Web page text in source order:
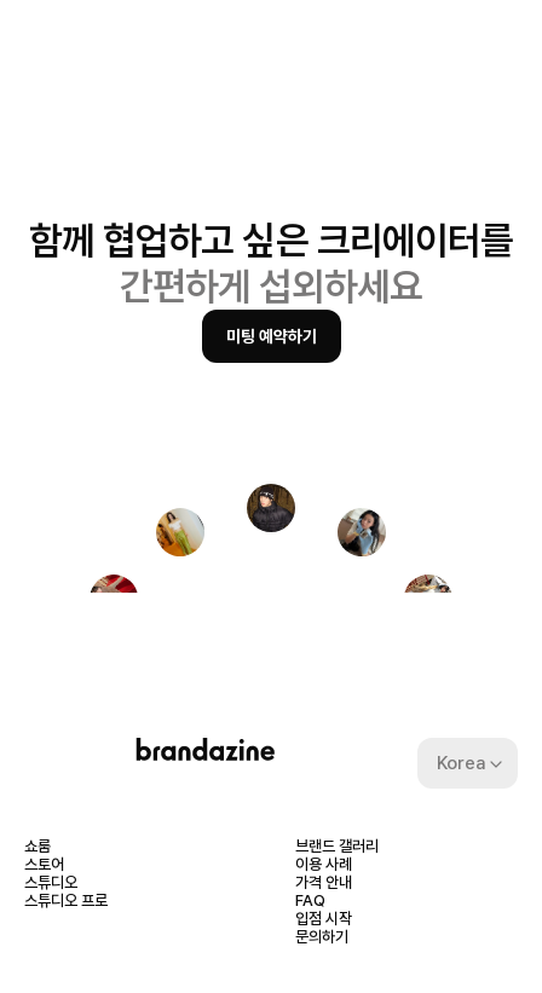
함께 협업하고 싶은 크리에이터를
간편하게 섭외하세요
미팅 예약하기
Korea
쇼룸
스토어
스튜디오
스튜디오 프로
브랜드 갤러리
이용 사례
가격 안내
FAQ
입점 시작
문의하기